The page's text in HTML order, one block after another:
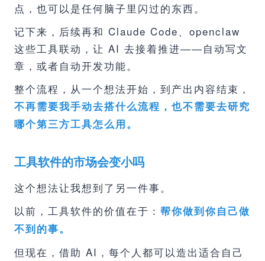
点，也可以是任何脑子里闪过的东西。
记下来，后续再和 Claude Code、openclaw
这些工具联动，让 AI 去接着推进——自动写文
章，或者自动开发功能。
整个流程，从一个想法开始，到产出内容结束，
不再需要我手动去搭什么流程，也不需要去研究
哪个第三方工具怎么用。
工具软件的市场会变小吗
这个想法让我想到了另一件事。
以前，工具软件的价值在于： 帮你做到你自己做
不到的事。
但现在，借助 AI，每个人都可以造出适合自己